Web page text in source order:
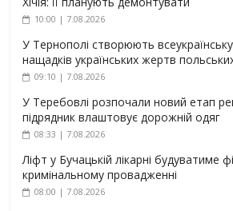
10:00 | 7.08.2026
У Тернополі створюють всеукраїнську
нащадків українських жертв
09:10 | 7.08.2026
У Теребовлі розпочали новий етап
підрядник влаштовує дорожній одяг
08:33 | 7.08.2026
Ліфт у Бучацькій лікарні будуватиме
кримінальному провадженні
08:00 | 7.08.2026